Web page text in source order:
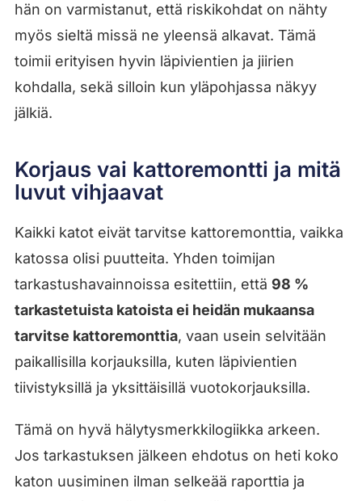
hän on varmistanut, että riskikohdat on nähty
myös sieltä missä ne yleensä alkavat. Tämä
toimii erityisen hyvin läpivientien ja jiirien
kohdalla, sekä silloin kun yläpohjassa näkyy
jälkiä.
Korjaus vai kattoremontti ja mitä
luvut vihjaavat
Kaikki katot eivät tarvitse kattoremonttia, vaikka
katossa olisi puutteita. Yhden toimijan
tarkastushavainnoissa esitettiin, että 98 %
tarkastetuista katoista ei heidän mukaansa
tarvitse kattoremonttia, vaan usein selvitään
paikallisilla korjauksilla, kuten läpivientien
tiivistyksillä ja yksittäisillä vuotokorjauksilla.
Tämä on hyvä hälytysmerkkilogiikka arkeen.
Jos tarkastuksen jälkeen ehdotus on heti koko
katon uusiminen ilman selkeää raporttia ja